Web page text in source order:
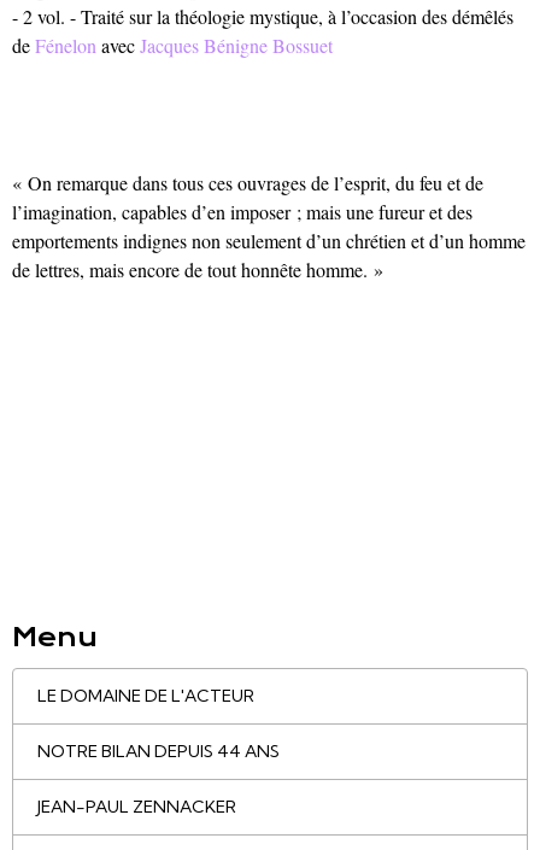
- 2 vol. - Traité sur la théologie mystique, à l’occasion des démêlés
deFénelon avecJacques Bénigne Bossuet
« On remarque dans tous ces ouvrages de l’esprit, du feu et de
l’imagination, capables d’en imposer ; mais une fureur et des
emportements indignes non seulement d’un chrétien et d’un homme
de lettres, mais encore de tout honnête homme. »
Menu
LE DOMAINE DE L'ACTEUR
NOTRE BILAN DEPUIS 44 ANS
JEAN-PAUL ZENNACKER